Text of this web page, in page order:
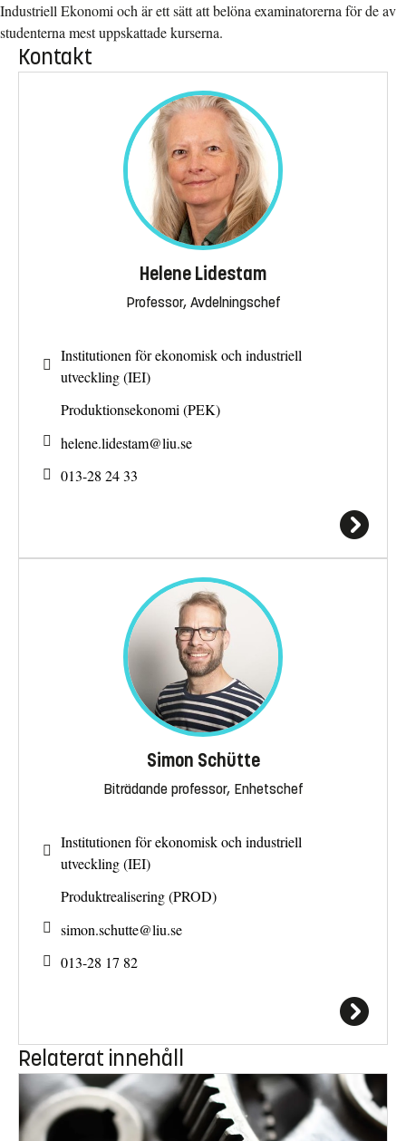
Industriell Ekonomi och är ett sätt att belöna examinatorerna för de av
studenterna mest uppskattade kurserna.
Kontakt
Helene Lidestam
Professor, Avdelningschef
Institutionen för ekonomisk och industriell
utveckling (IEI)
Produktionsekonomi (PEK)
helene.lidestam@liu.se
013-28 24 33
Simon Schütte
Biträdande professor, Enhetschef
Institutionen för ekonomisk och industriell
utveckling (IEI)
Produktrealisering (PROD)
simon.schutte@liu.se
013-28 17 82
Relaterat innehåll